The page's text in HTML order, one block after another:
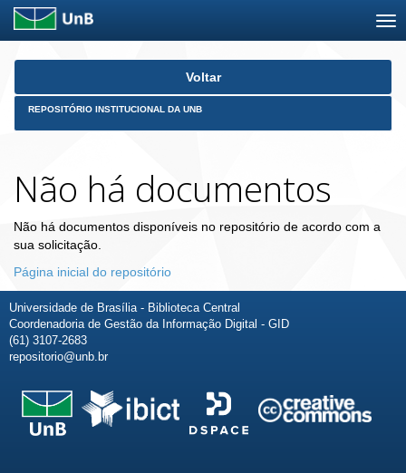
Skip
Voltar
REPOSITÓRIO INSTITUCIONAL DA UNB
Não há documentos
Não há documentos disponíveis no repositório de acordo com a
sua solicitação.
Página inicial do repositório
Universidade de Brasília - Biblioteca Central
Coordenadoria de Gestão da Informação Digital - GID
(61) 3107-2683
repositorio@unb.br